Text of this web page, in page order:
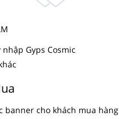
nhập Gyps Cosmic
banner cho khách mua hàng